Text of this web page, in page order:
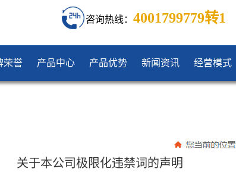
咨询热线： 4001799779转1
荣誉 产品中心 产品优势 新闻资讯 经营模式
关于本公司极限化违禁词的声明